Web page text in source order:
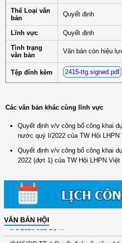
Thể Loại văn
bản
Quyết định
Lĩnh vực
Quyết định
Tình trạng
văn bản
Văn bản còn hiệu
Tệp đính kèm 2415-ttg.signed.pdf
Các văn bản khác cùng lĩnh vực
Quyết định v/v công bố công khai
nước quý I/2022 của TW Hội LHPN
Quyết định v/v công bố công khai
2022 (đợt 1) của TW Hội LHPN Việt
VĂN BẢN HỘI
đổi mới ...
(417/QĐ-BNNMT) Quyết định phê
xây dựng ...
(891/KH-ĐCT) Kế hoạch thực hiện
9/9/2025 của Bộ ...
(2415/QĐ-TTg) Quyết định về việc